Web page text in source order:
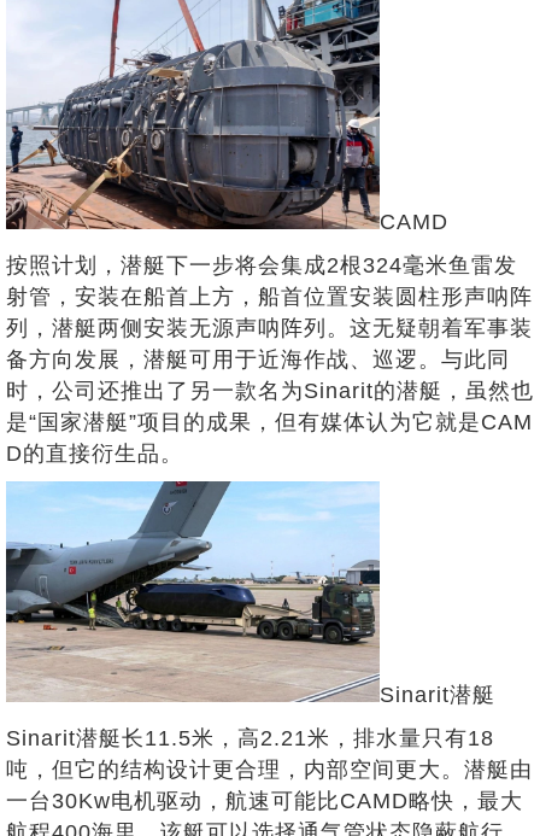
CAMD
按照计划，潜艇下一步将会集成2根324毫米鱼雷发
射管，安装在船首上方，船首位置安装圆柱形声呐阵
列，潜艇两侧安装无源声呐阵列。这无疑朝着军事装
备方向发展，潜艇可用于近海作战、巡逻。与此同
时，公司还推出了另一款名为Sinarit的潜艇，虽然也
是“国家潜艇”项目的成果，但有媒体认为它就是CAM
D的直接衍生品。
Sinarit潜艇
Sinarit潜艇长11.5米，高2.21米，排水量只有18
吨，但它的结构设计更合理，内部空间更大。潜艇由
一台30Kw电机驱动，航速可能比CAMD略快，最大